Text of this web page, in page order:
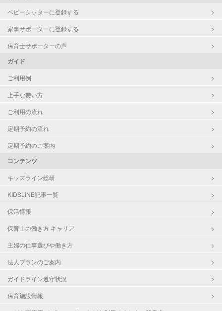
ベビーシッターに登録する
家事サポーターに登録する
保育士サポーターの声
ガイド
ご利用例
上手な使い方
ご利用の流れ
定期予約の流れ
定期予約のご案内
コンテンツ
キッズライン総研
KIDSLINE記事一覧
保活情報
保育士の働き方 キャリア
主婦の仕事選びや働き方
法人プランのご案内
ガイドライン遵守状況
保育施設情報